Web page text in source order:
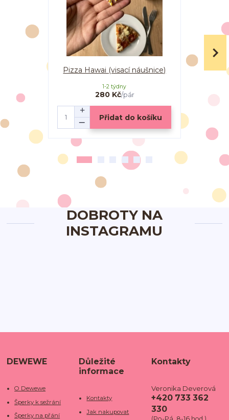
Pizza Hawai (visací náušnice)
280 Kč/pár
1-2 týdny
Přidat do košíku
Pizza
DOBROTY NA
INSTAGRAMU
DEWEWE
O Dewewe
Šperky k sežrání
Šperky na přání
Důležité
informace
Kontakty
Jak nakupovat
Kontakty
Veronika Deverová
+420 733 362
330